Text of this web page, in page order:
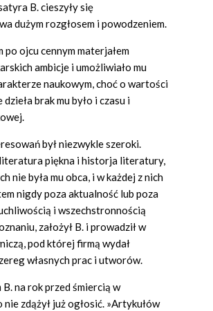
B. cieszyły się
dużym rozgłosem i powodzeniem.
ojcu cennym materjałem
ambicje i umożliwiało mu
naukowym, choć o wartości
brak mu było i czasu i
był niezwykle szeroki.
piękna i historja literatury,
nie była mu obca, i w każdej z nich
nigdy poza aktualność lub poza
i wszechstronnością
założył B. i prowadził w
pod której firmą wydał
własnych prac i utworów.
na rok przed śmiercią w
zdążył już ogłosić. »Artykułów